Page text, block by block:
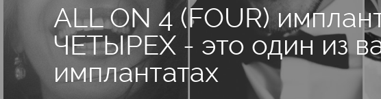
ALL ON 4 (FOUR)
ЧЕТЫРЕХ - это один из
имплантатах